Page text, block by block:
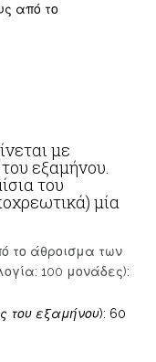
από το
με
εξαμήνου.
του
μία
το άθροισμα των
100 μονάδες):
του εξαμήνου): 60